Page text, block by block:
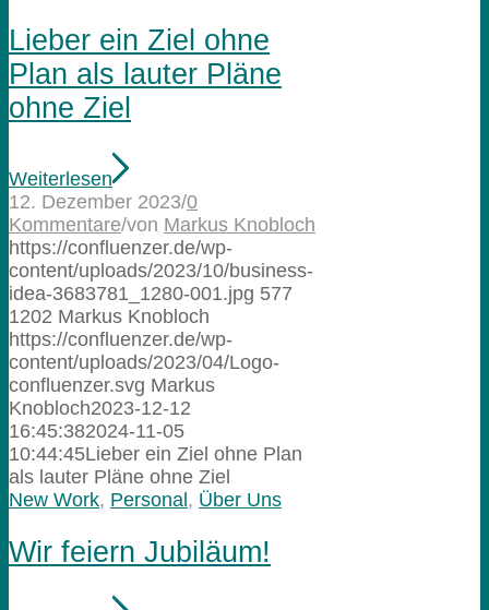
Lieber ein Ziel ohne
Plan als lauter Pläne
ohne Ziel
Weiterlesen
12. Dezember 2023/0
Kommentare/von Markus Knobloch
https://confluenzer.de/wp-
content/uploads/2023/10/business-
idea-3683781_1280-001.jpg 577
1202 Markus Knobloch
https://confluenzer.de/wp-
content/uploads/2023/04/Logo-
confluenzer.svg Markus
Knobloch2023-12-12
16:45:382024-11-05
10:44:45Lieber ein Ziel ohne Plan
als lauter Pläne ohne Ziel
New Work, Personal, Über Uns
Wir feiern Jubiläum!